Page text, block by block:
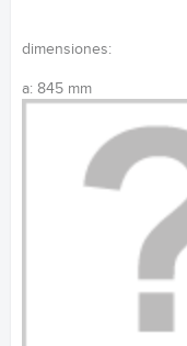
dimensiones:
a: 845 mm